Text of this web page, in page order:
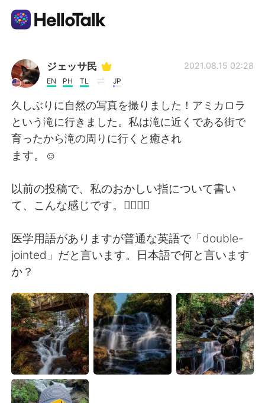
Language Exchange App
AI Grammar Checker
English
Español العربية
Français Deutsch
日本語
Русский ไทย
Indonesia Italiano
Türkçe Tiếng Việt
Português
ジェッサ民
EN PH TL JP
2021.08.15 02:28
久しぶりに自然の写真を撮りました！アミカロラ
という滝に行きました。私は滝に近くである街で
育ったから滝の周りに行くと癒され
ます。☺️
以前の投稿で、私のおかしい指について書い
て、こんな感じです。✌🏼✌🏼
医学用語がありますが普通な英語で「double-
jointed」だと言います。日本語で何と言います
か？